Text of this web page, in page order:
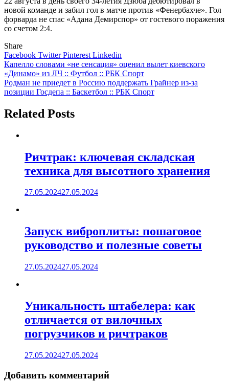
новой команде и забил гол в матче против «Фенербахче». Гол
форварда не спас «Адана Демирспор» от гостевого поражения
со счетом 2:4.
Share
Facebook TwitterPinterest Linkedin
Навигация
по
записям
Капелло словами «не сенсация» оценил вылет киевского
«Динамо» из ЛЧ :: Футбол :: РБК Спорт
Родман не приедет в Россию поддержать Грайнер из-за
позиции Госдепа :: Баскетбол :: РБК Спорт
Related Posts
Ричтрак: ключевая складская
техника для высотного хранения
27.05.202427.05.2024
Запуск виброплиты: пошаговое
руководство и полезные советы
27.05.202427.05.2024
Уникальность штабелера: как
отличается от вилочных
погрузчиков и ричтраков
27.05.202427.05.2024
Добавить комментарий